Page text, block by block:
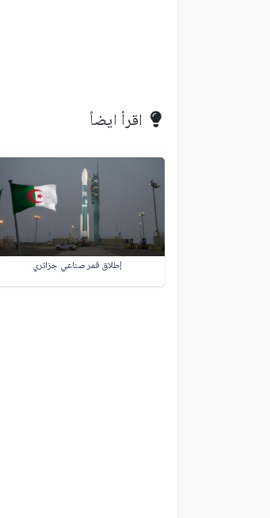
اقرأ ايضاً
إطلاق قمر صناعي جزائري